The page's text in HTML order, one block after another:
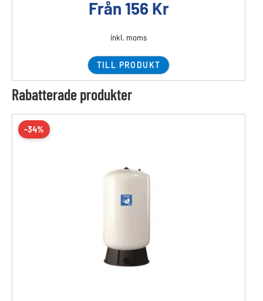
Från 156 Kr
inkl. moms
TILL PRODUKT
Rabatterade produkter
-34%